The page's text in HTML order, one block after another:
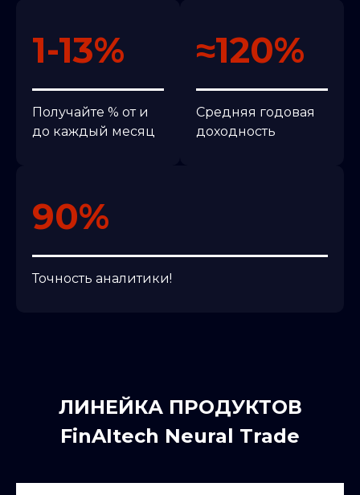
1-13%
Получайте % от и
до каждый месяц
≈120%
Средняя годовая
доходность
90%
Точность аналитики!
ЛИНЕЙКА ПРОДУКТОВ
FinAItech Neural Trade